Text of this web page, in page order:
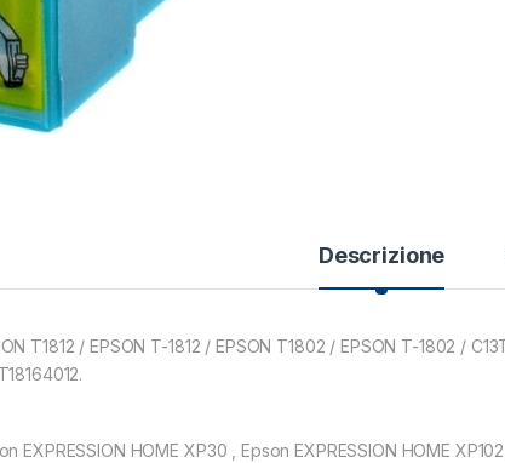
Descrizione
T1812 / EPSON T-1812 / EPSON T1802 / EPSON T-1802 /
EXPRESSION HOME XP30 , Epson EXPRESSION HOME